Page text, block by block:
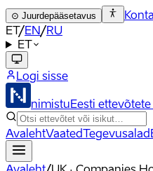
⊙ Juurdepääsetavus
ET/EN/RU
ET
Logi sisse
nimistuEesti
AvalehtVaatedTegevusalad